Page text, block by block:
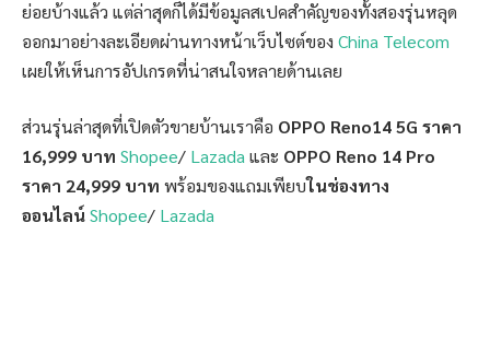
ย่อยบ้างแล้ว แต่ล่าสุดก็ได้มีข้อมูลสเปคสำคัญของทั้งสองรุ่นหลุด
ออกมาอย่างละเอียดผ่านทางหน้าเว็บไซต์ของ China Telecom
เผยให้เห็นการอัปเกรดที่น่าสนใจหลายด้านเลย
ส่วนรุ่นล่าสุดที่เปิดตัวขายบ้านเราคือ OPPO Reno14 5G ราคา
16,999 บาท Shopee/ Lazada และ OPPO Reno 14 Pro
ราคา 24,999 บาท พร้อมของแถมเพียบในช่องทาง
ออนไลน์Shopee/ Lazada